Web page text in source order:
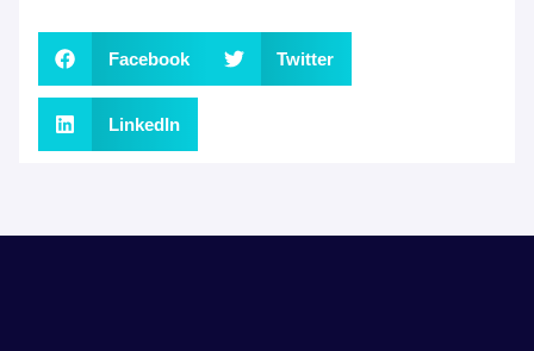
Facebook Twitter
LinkedIn